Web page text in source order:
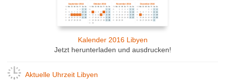
Kalender 2016 Libyen
Jetzt herunterladen und ausdrucken!
Aktuelle Uhrzeit Libyen